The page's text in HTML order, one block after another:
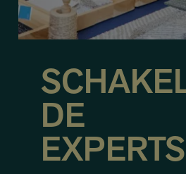
DE